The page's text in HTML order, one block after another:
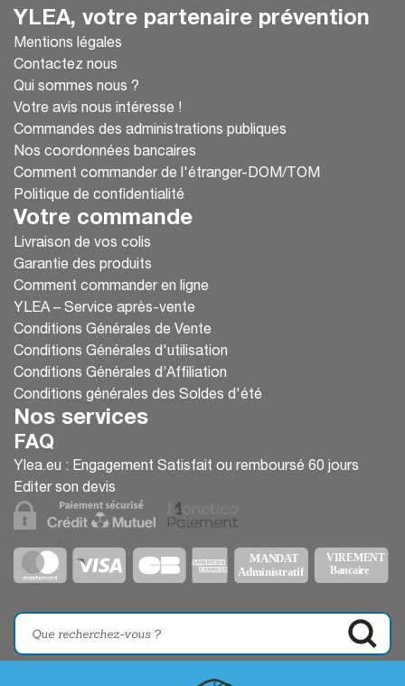
YLEA, votre partenaire prévention
Mentions légales
Contactez nous
Qui sommes nous ?
Votre avis nous intéresse !
Commandes des administrations publiques
Nos coordonnées bancaires
Comment commander de l'étranger-DOM/TOM
Politique de confidentialité
Votre commande
Livraison de vos colis
Garantie des produits
Comment commander en ligne
YLEA – Service après-vente
Conditions Générales de Vente
Conditions Générales d'utilisation
Conditions Générales d’Affiliation
Conditions générales des Soldes d'été
Nos services
FAQ
Ylea.eu : Engagement Satisfait ou remboursé 60 jours
Editer son devis